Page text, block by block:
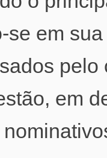
se em
em